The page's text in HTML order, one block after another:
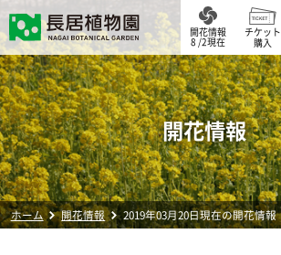
開花情報
8 /2現在
チケット
購入
開花情報
ホーム 開花情報 2019年03月20日現在の開花情報